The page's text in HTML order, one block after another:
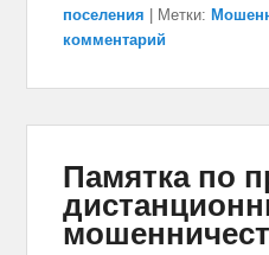
поселения
Метки:
комментарий
Памятка по